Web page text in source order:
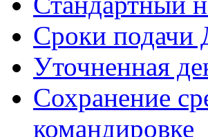
Сроки
Уточненная
Сохранение
командировке